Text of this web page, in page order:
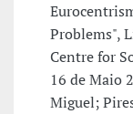
Problems",
Centre for
16 de Maio
Miguel;